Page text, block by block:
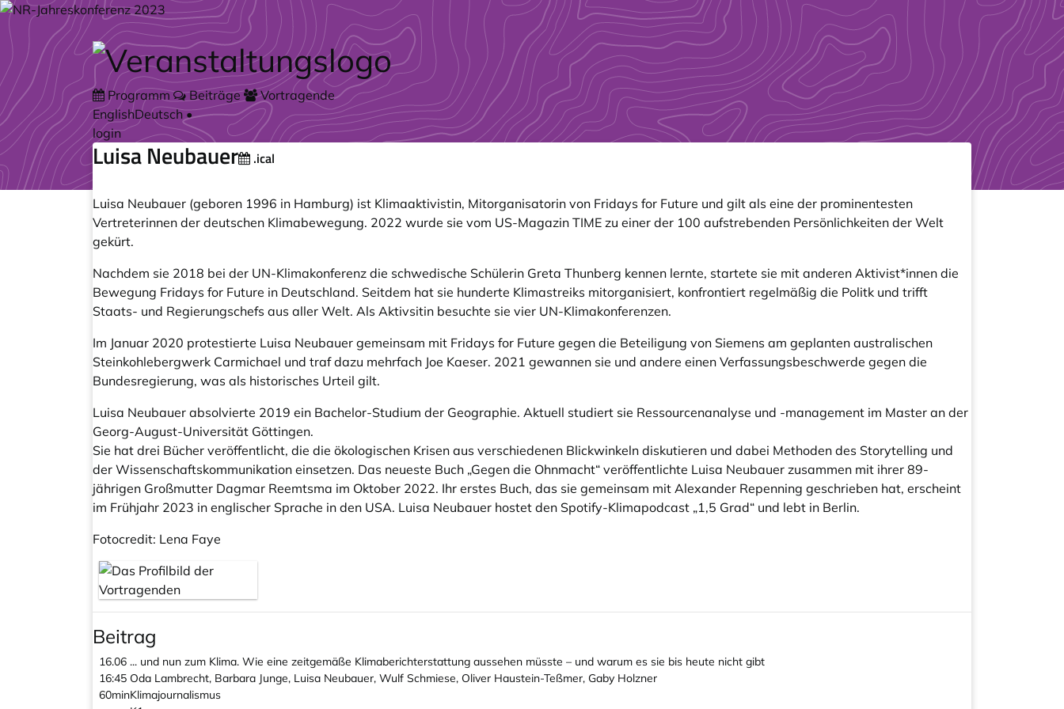
Zum Hauptteil springen
Programm Beiträge
Vortragende
EnglishDeutsch•
login
Luisa Neubauer .ical
Luisa Neubauer (geboren 1996 in Hamburg) ist Klimaaktivistin, Mitorganisatorin von Fridays for Future und gilt als eine der prominentesten
Vertreterinnen der deutschen Klimabewegung. 2022 wurde sie vom US-Magazin TIME zu einer der 100 aufstrebenden Persönlichkeiten der Welt
gekürt.
Nachdem sie 2018 bei der UN-Klimakonferenz die schwedische Schülerin Greta Thunberg kennen lernte, startete sie mit anderen Aktivist*innen die
Bewegung Fridays for Future in Deutschland. Seitdem hat sie hunderte Klimastreiks mitorganisiert, konfrontiert regelmäßig die Politk und trifft
Staats- und Regierungschefs aus aller Welt. Als Aktivsitin besuchte sie vier UN-Klimakonferenzen.
Im Januar 2020 protestierte Luisa Neubauer gemeinsam mit Fridays for Future gegen die Beteiligung von Siemens am geplanten australischen
Steinkohlebergwerk Carmichael und traf dazu mehrfach Joe Kaeser. 2021 gewannen sie und andere einen Verfassungsbeschwerde gegen die
Bundesregierung, was als historisches Urteil gilt.
Luisa Neubauer absolvierte 2019 ein Bachelor-Studium der Geographie. Aktuell studiert sie Ressourcenanalyse und -management im Master an der
Georg-August-Universität Göttingen.
Sie hat drei Bücher veröffentlicht, die die ökologischen Krisen aus verschiedenen Blickwinkeln diskutieren und dabei Methoden des Storytelling und
der Wissenschaftskommunikation einsetzen. Das neueste Buch „Gegen die Ohnmacht“ veröffentlichte Luisa Neubauer zusammen mit ihrer 89-
jährigen Großmutter Dagmar Reemtsma im Oktober 2022. Ihr erstes Buch, das sie gemeinsam mit Alexander Repenning geschrieben hat, erscheint
im Frühjahr 2023 in englischer Sprache in den USA. Luisa Neubauer hostet den Spotify-Klimapodcast „1,5 Grad“ und lebt in Berlin.
Fotocredit: Lena Faye
Beitrag
16.06
16:45
60min
... und nun zum Klima. Wie eine zeitgemäße Klimaberichterstattung aussehen müsste – und warum es sie bis heute nicht gibt
Oda Lambrecht, Barbara Junge, Luisa Neubauer, Wulf Schmiese, Oliver Haustein-Teßmer, Gaby Holzner
Klimajournalismus